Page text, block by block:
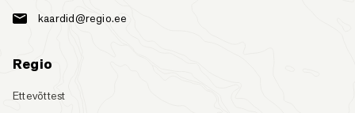
kaardid@regio.ee
Regio
Ettevõttest